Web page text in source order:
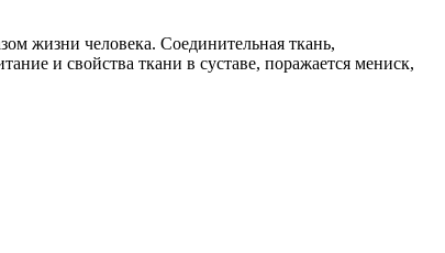
жизни человека. Соединительная ткань,
и свойства ткани в суставе, поражается мениск,